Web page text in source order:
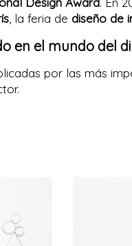
, la feria de diseño de
en el mundo del
por las más